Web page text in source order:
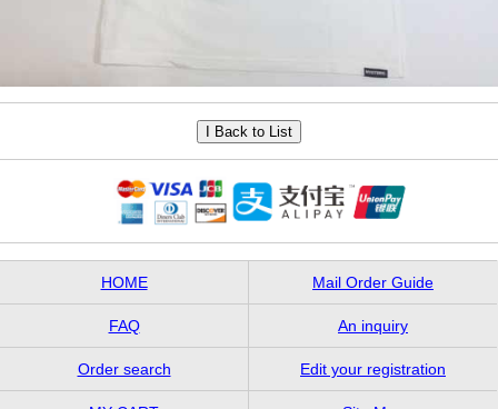
HOME Mail Order Guide
FAQ An inquiry
Order search Edit your registration